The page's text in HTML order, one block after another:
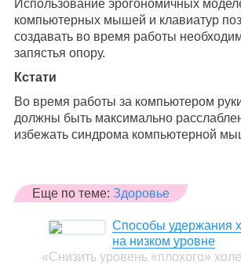
Использование эрогономичных
компьютерных мышей и клавиатур
создавать во время работы
запястья опору.
Кстати
Во время работы за компьютером
должны быть максимально
избежать синдрома компьютерной
Еще по теме: Здоровье
Способы удержания
на низком уровне
«Снизить уровень «плохого»